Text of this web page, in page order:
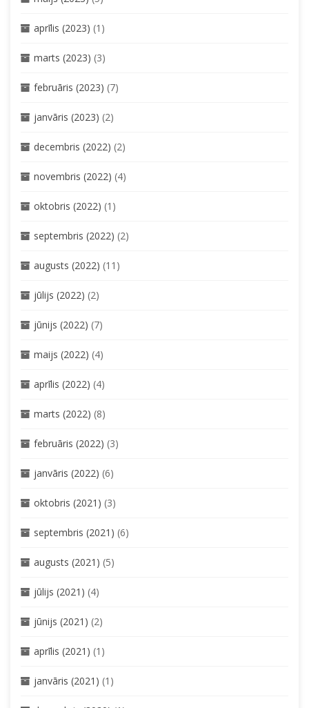
aprīlis (2023) (1)
marts (2023) (3)
februāris (2023) (7)
janvāris (2023) (2)
decembris (2022) (2)
novembris (2022) (4)
oktobris (2022) (1)
septembris (2022) (2)
augusts (2022) (11)
jūlijs (2022) (2)
jūnijs (2022) (7)
maijs (2022) (4)
aprīlis (2022) (4)
marts (2022) (8)
februāris (2022) (3)
janvāris (2022) (6)
oktobris (2021) (3)
septembris (2021) (6)
augusts (2021) (5)
jūlijs (2021) (4)
jūnijs (2021) (2)
aprīlis (2021) (1)
janvāris (2021) (1)